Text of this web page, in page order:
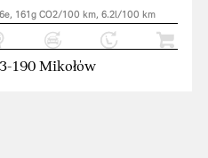
161g CO2/100 km, 6.2l/100 km
190 Mikołów